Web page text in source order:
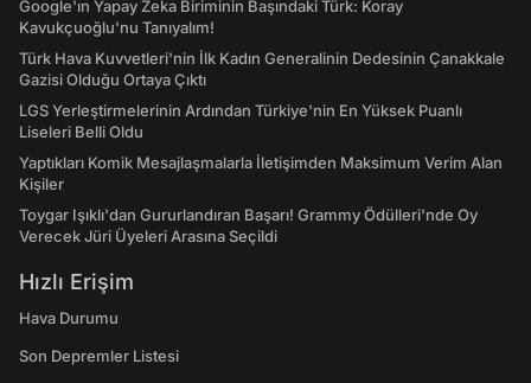
Google'ın Yapay Zeka Biriminin Başındaki Türk: Koray
Kavukçuoğlu'nu Tanıyalım!
Türk Hava Kuvvetleri'nin İlk Kadın Generalinin Dedesinin Çanakkale
Gazisi Olduğu Ortaya Çıktı
LGS Yerleştirmelerinin Ardından Türkiye'nin En Yüksek Puanlı
Liseleri Belli Oldu
Yaptıkları Komik Mesajlaşmalarla İletişimden Maksimum Verim Alan
Kişiler
Toygar Işıklı'dan Gururlandıran Başarı! Grammy Ödülleri'nde Oy
Verecek Jüri Üyeleri Arasına Seçildi
Hızlı Erişim
Hava Durumu
Son Depremler Listesi